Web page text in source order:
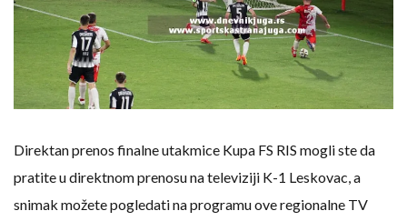
Direktan prenos finalne utakmice Kupa FS RIS mogli ste da
pratite u direktnom prenosu na televiziji K-1 Leskovac, a
snimak možete pogledati na programu ove regionalne TV